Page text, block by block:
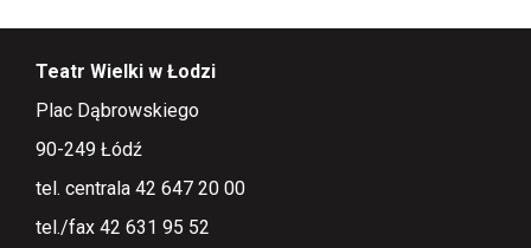
Teatr Wielki w Łodzi
Plac Dąbrowskiego
90-249 Łódź
tel. centrala 42 647 20 00
tel./fax 42 631 95 52